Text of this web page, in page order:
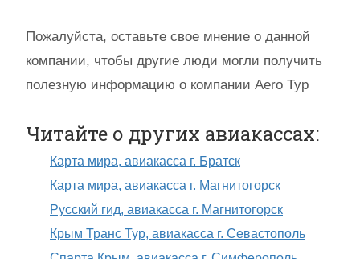
Пожалуйста, оставьте свое мнение о данной
компании, чтобы другие люди могли получить
полезную информацию о компании Aero Тур
Читайте о других авиакассах:
Карта мира, авиакасса г. Братск
Карта мира, авиакасса г. Магнитогорск
Русский гид, авиакасса г. Магнитогорск
Крым Транс Тур, авиакасса г. Севастополь